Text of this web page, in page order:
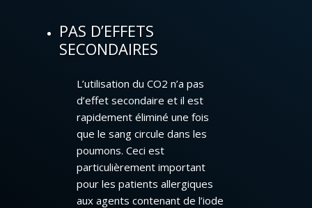
PAS D’EFFETS
SECONDAIRES
L’utilisation du CO2 n’a pas
d’effet secondaire et il est
rapidement éliminé une fois
que le sang circule dans les
poumons. Ceci est
particulièrement important
pour les patients allergiques
aux agents contenant de l’iode